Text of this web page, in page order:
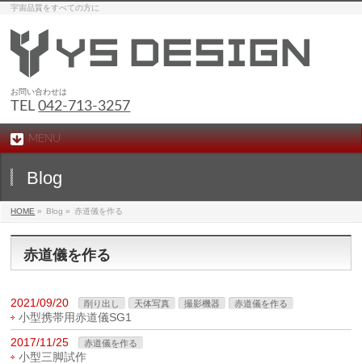
宇宙品質をすべての方に
お問い合わせは
TEL042-713-3257
MENU
Blog
HOME » Blog » 赤道儀を作る
赤道儀を作る
2021/09/20 削り出し 天体写真 撮影機器 赤道儀を作る
小型携帯用赤道儀SG1
2017/11/25
赤道儀を作る
小型三脚試作